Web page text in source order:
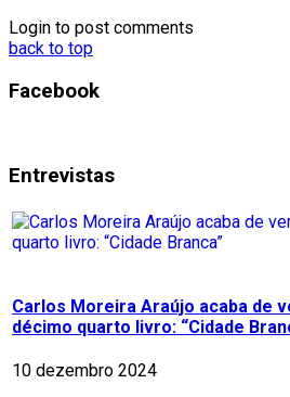
Login to post comments
back to top
Facebook
Entrevistas
Carlos Moreira Araújo acaba de
décimo quarto livro: “Cidade
10 dezembro 2024